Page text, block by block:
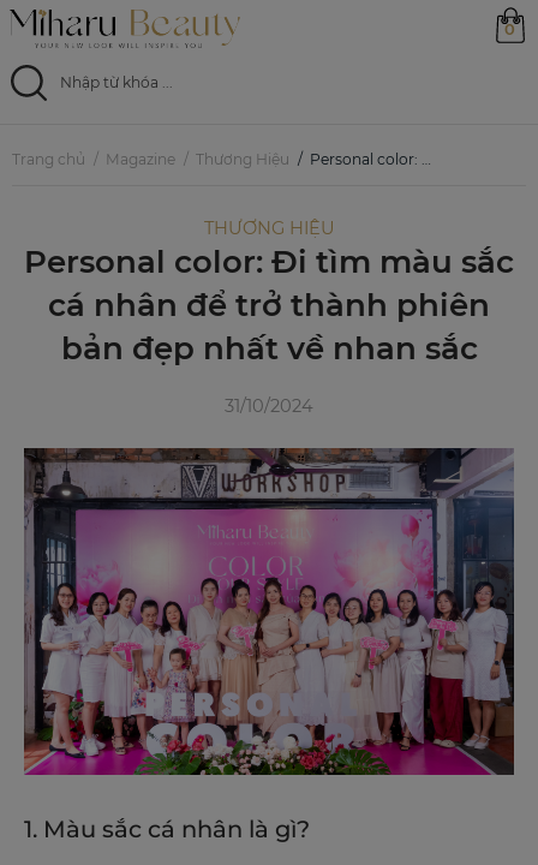
0
Trang chủ
Sản phẩm
Ưu đãi
Magazine
Feed
0799 33 86 88
Trang chủ Magazine Thương Hiệu Personal color: Đi tìm màu sắc cá nhân để trở thành phiên bản đẹp nhất về nhan sắc
THƯƠNG HIỆU
Personal color: Đi tìm màu sắc
cá nhân để trở thành phiên
bản đẹp nhất về nhan sắc
31/10/2024
1. Màu sắc cá nhân là gì?